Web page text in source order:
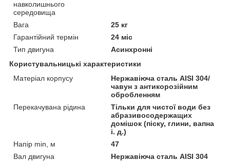
навколишнього
середовища
Вага
25 кг
Гарантійний термін
24 міс
Тип двигуна
Асинхронні
Користувальницькі характеристики
Матеріал корпусу
Нержавіюча сталь AISI 304/
чавун з антикорозійним
обробленням
Перекачувана рідина
Тільки для чистої води без
абразивосодержащих
домішок (піску, глини, вапна
і. д.)
Напір min, м
47
Вал двигуна
Нержавіюча сталь AISI 304